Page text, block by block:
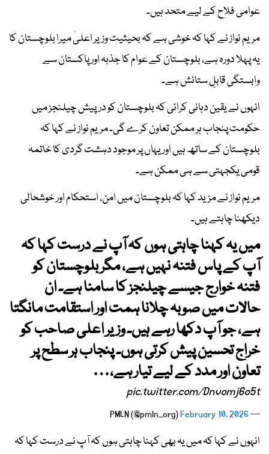
عوامی فلاح کے لیے متحد ہیں۔
مریم نواز نے کہا کہ خوشی ہے کہ بحیثیت وزیر اعلیٰ میرا بلوچستان کا
یہ پہلا دورہ ہے، بلوچستان کے عوام کا جذبہ اور پاکستان سے
وابستگی قابلِ ستائش ہے۔
انہوں نے یقین دہانی کرائی کہ بلوچستان کو درپیش چیلنجز میں
حکومت پنجاب ہر ممکن تعاون کرے گی۔ مریم نواز نے کہا کہ
بلوچستان کے ساتھ ہیں اور یہاں پر موجود دہشت گردی کا خاتمہ
قومی یکجہتی سے ہی ممکن ہے۔
مریم نواز نے مزید کہا کہ بلوچستان میں امن، استحکام اور خوشحالی
دیکھنا چاہتے ہیں۔
میں یہ کہنا چاہتی ہوں کہ آپ نے درست کہا کہ
آپ کے پاس فتنہ نہیں ہے، مگر بلوچستان کو
فتنہ خوارج جیسے چیلنجز کا سامنا ہے۔ ان
حالات میں صوبہ چلانا ہمت اور استقامت مانگتا
ہے، جو آپ دکھا رہے ہیں۔ وزیر اعلی صاحب کو
خراج تحسین پیش کرتی ہوں۔ پنجاب ہر سطح پر
تعاون اور مدد کے لیے تیار ہے،…
pic.twitter.com/Dnvomj6o5t
— PMLN (@pmln_org)
February 10, 2026
انہوں نے کہا کہ میں یہ بھی کہنا چاہتی ہوں کہ آپ نے درست کہا کہ